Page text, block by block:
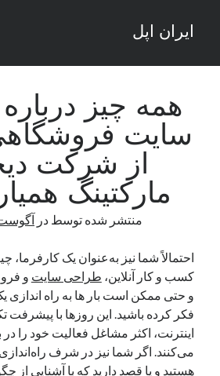
ایران اپل
نوار
نوشته‌های تازه
راه‌های اتصال موبایل و کامپیوتر به یکدیگر: تجربه‌ای
انتقاد کاربران از اتمام زودهنگام بسته‌های اینترنت
قطعی اینترنت در ایران از مرز 48 ساعت گذشت!
گوشی HMD Luma با دوربین 50 مگاپیکسل و نمایشگر 120 هرتز رونمایی شد
آخرین دیدگاه‌ها
یک نویسنده دیدگاه وردپرس در تعمیرات تخصصی
همه چیز
سایت
از شرکت
مارکتینگ
منتشر شده توسط در آگوست 12,
احتمالاً شما نیز به‌عنوان یک کارفرما،
کسب‌ و کار آنلاین، طراحی سایت و
و حتی ممکن است بار ها به راه‌ اندازی
فکر کرده‌ باشید. این روزها با پیشرفت
اینترنت، اکثر مشاغل فعالیت خود را در
می‌کنند. اگر شما نیز در شرف
هستید و یا قصد دارید که با آشنایی از